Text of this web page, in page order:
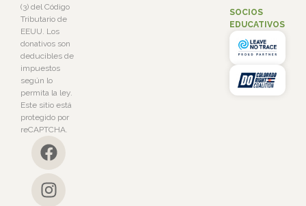
(3) del Código
Tributario de
EEUU. Los
donativos son
deducibles de
impuestos
según lo
permita la ley.
Este sitio está
protegido por
reCAPTCHA.
SOCIOS
EDUCATIVOS